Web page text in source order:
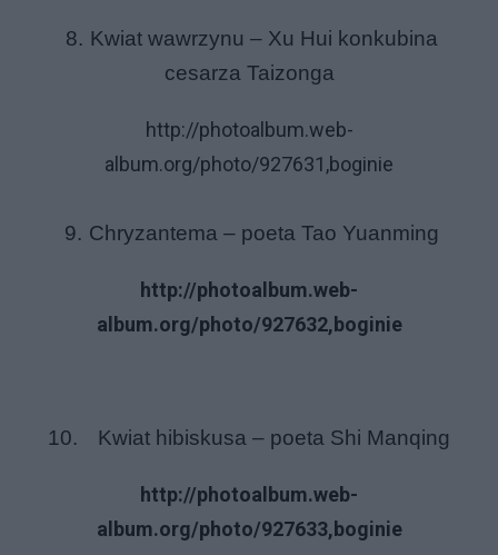
8. Kwiat wawrzynu – Xu Hui konkubina
cesarza Taizonga
http://photoalbum.web-
album.org/photo/927631,boginie
9. Chryzantema – poeta Tao Yuanming
http://photoalbum.web-
album.org/photo/927632,boginie
10. Kwiat hibiskusa – poeta Shi Manqing
http://photoalbum.web-
album.org/photo/927633,boginie